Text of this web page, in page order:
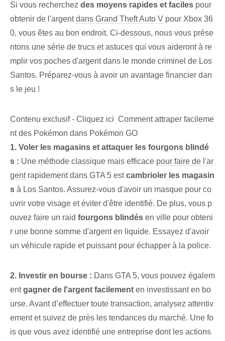
Si vous recherchez des moyens rapides et faciles pour
obtenir de l'argentdans Grand Theft Auto V pour Xbox 36
0, vous êtes au bon endroit. Ci-dessous, nous vous prése
ntons une série de trucs et astuces qui vous aideront à re
mplir vos poches d'argent dans le monde criminel de Los
Santos. Préparez-vous à avoir un avantage financier dan
s le jeu !
Contenu exclusif - Cliquez ici Comment attraper facileme
nt des Pokémon dans Pokémon GO
1. Voler les magasins et attaquer les fourgons blindé
s : Une méthode classique mais efficace pour faire de l'ar
gentrapidement dans GTA 5⁣ estcambrioler les magasin
s à Los Santos. Assurez-vous d'avoir un masque pour co
uvrir votre visage et éviter d'être identifié. De plus, ⁤vous p
ouvez faire un raid​ fourgons blindés en ville pour obteni
r une bonne somme d'argent⁢ en liquide. Essayez d'avoir
un véhicule rapide⁣ et ⁤puissant‍ pour échapper à la police.
2. Investir en bourse : Dans GTA 5, vous pouvez égalem
entgagner de l'argent facilement en investissant en bo
urse. Avant d’effectuer toute transaction, analysez attentiv
ement et suivez de près les tendances du marché. Une fo
is que vous avez identifié une entreprise dont les actions